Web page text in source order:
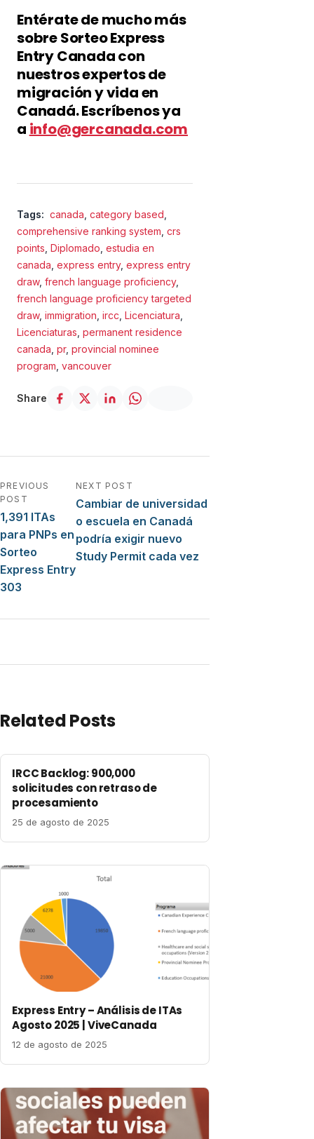
Entérate de mucho más
sobre Sorteo Express
Entry Canada con
nuestros expertos de
migración y vida en
Canadá. Escríbenos ya
a info@gercanada.com
Tags: canada category based
comprehensive ranking system crs
points Diplomado estudia en
canada express entry, express entry
draw, french language proficiency,
french language proficiency targeted
draw, immigration ircc Licenciatura
Licenciaturas permanent residence
canada pr, provincial nominee
program vancouver
Share
Navegación de entradas
PREVIOUS
POST
1,391 ITAs
para PNPs en
Sorteo
Express Entry
303
NEXT POST
Cambiar de universidad
o escuela en Canadá
podría exigir nuevo
Study Permit cada vez
Related Posts
IRCC Backlog: 900,000
solicitudes con retraso de
procesamiento
25 de agosto de 2025
Express Entry – Análisis de ITAs
Agosto 2025 | ViveCanada
12 de agosto de 2025